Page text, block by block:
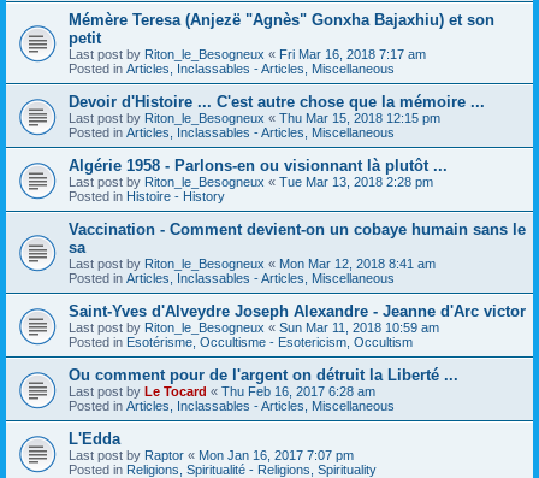
Mémère Teresa (Anjezë "Agnès" Gonxha Bajaxhiu) et son
petit
Last post by Riton_le_Besogneux « Fri Mar 16, 2018 7:17 am
Posted in Articles, Inclassables - Articles, Miscellaneous
Devoir d'Histoire ... C'est autre chose que la mémoire ...
Last post by Riton_le_Besogneux « Thu Mar 15, 2018 12:15 pm
Posted in Articles, Inclassables - Articles, Miscellaneous
Algérie 1958 - Parlons-en ou visionnant là plutôt ...
Last post by Riton_le_Besogneux « Tue Mar 13, 2018 2:28 pm
Posted in Histoire - History
Vaccination - Comment devient-on un cobaye humain sans le
sa
Last post by Riton_le_Besogneux « Mon Mar 12, 2018 8:41 am
Posted in Articles, Inclassables - Articles, Miscellaneous
Saint-Yves d'Alveydre Joseph Alexandre - Jeanne d'Arc victor
Last post by Riton_le_Besogneux « Sun Mar 11, 2018 10:59 am
Posted in Esotérisme, Occultisme - Esotericism, Occultism
Ou comment pour de l'argent on détruit la Liberté ...
Last post by Le Tocard « Thu Feb 16, 2017 6:28 am
Posted in Articles, Inclassables - Articles, Miscellaneous
L'Edda
Last post by Raptor « Mon Jan 16, 2017 7:07 pm
Posted in Religions, Spiritualité - Religions, Spirituality